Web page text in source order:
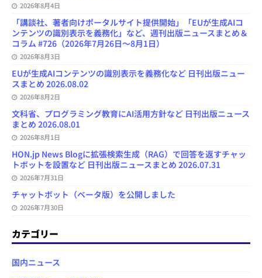
2026年8月4日
「講談社、著者向けポータルサイト提供開始」「EUが生成AIコ
ンテンツの識別表示を義務化」など、週刊出版ニュースまとめ＆
コラム #726（2026年7月26日～8月1日）
2026年8月3日
EUが生成AIコンテンツの識別表示を義務化など 日刊出版ニュー
スまとめ 2026.08.02
2026年8月2日
文科省、プログラミング教育にAI活用方針など 日刊出版ニュース
まとめ 2026.08.01
2026年8月1日
HON.jp News Blogに拡張検索生成（RAG）で回答を返すチャッ
トボットを設置など 日刊出版ニュースまとめ 2026.07.31
2026年7月31日
チャットボット（ベータ版）を公開しました
2026年7月30日
カテゴリー
国内ニュース